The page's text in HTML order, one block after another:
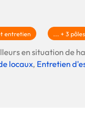
entretien ... + 3 pôles
en situation de
locaux, Entretien